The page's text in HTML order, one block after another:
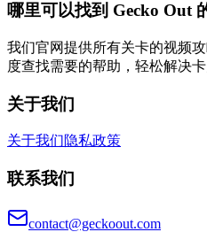
哪里可以找到 Gecko Out
我们官网提供所有关卡的视频
度查找需要的帮助，轻松解决卡
关于我们
关于我们隐私政策
联系我们
contact@geckoout.com